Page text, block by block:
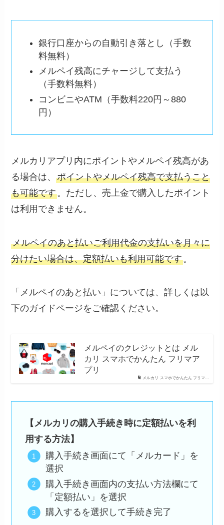
銀行口座からの自動引き落とし（手数
料無料）
メルペイ残高にチャージして支払う
（手数料無料）
コンビニやATM（手数料220円～880
円）
メルカリアプリ内にポイントやメルペイ残高があ
る場合は、ポイントやメルペイ残高で支払うこと
も可能です。ただし、売上金で購入したポイント
は利用できません。
メルペイのあと払いご利用代金の支払いを月々に
分けたい場合は、定額払いも利用可能です。
「メルペイのあと払い」については、詳しくは以
下のガイドページをご確認ください。
メルカリ スマホでかんたん フリマ…
メルペイのクレジットとは メル
カリ スマホでかんたん フリマア
プリ
【メルカリの購入手続き時に定額払いを利
用する方法】
購入手続き画面にて「メルカード」を
選択
購入手続き画面内の支払い方法欄にて
「定額払い」を選択
購入するを選択して手続き完了